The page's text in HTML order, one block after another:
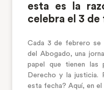
esta es la
celebra el 3
Cada 3 de febrero se
del Abogado, una
papel que tienen las
Derecho y la justicia.
esta fecha? Aquí, en el